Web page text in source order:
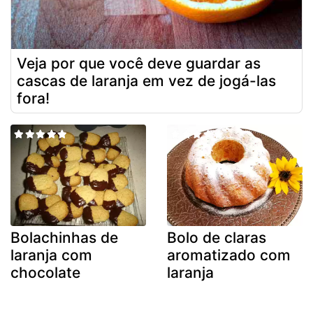
Veja por que você deve guardar as
cascas de laranja em vez de jogá-las
fora!
Bolachinhas de
laranja com
chocolate
Bolo de claras
aromatizado com
laranja